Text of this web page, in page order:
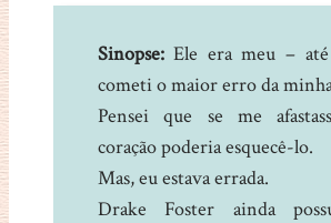
Sinopse:Ele era meu –
cometi o maior erro da
Pensei que se me
coração poderia esquecê-lo.
Mas, eu estava errada.
Drake Foster ainda